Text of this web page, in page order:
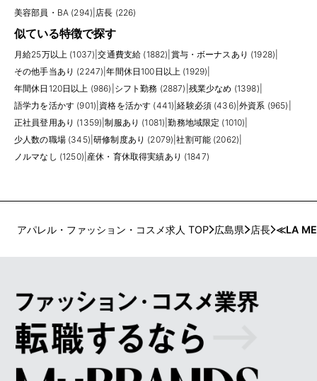
美容部員・BA (294) 店長 (226)
似ている特徴で探す
月給25万以上 (1037) |交通費支給 (1882) 賞与・ボーナスあり (1928)
その他手当あり (2247) |年間休日100日以上 (1929)
年間休日120日以上 (986) シフト勤務 (2887) 残業少なめ (1398)
語学力を活かす (901) 資格を活かす (441) |経験必須 (436) |外資系 (965)
正社員登用あり (1359) |制服あり (1081) |勤務地域限定 (1010)
少人数の職場 (345) |研修制度あり (2079) |社割可能 (2062)
ノルマなし (1250) 産休・育休取得実績あり (1847)
アパレル・ファッション・コスメ求人 TOP 広島県 店長 ≪LA